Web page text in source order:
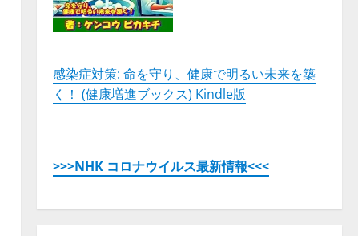
感染症対策: 命を守り、健康で明るい未来を築
く！ (健康増進ブックス) Kindle版
>>>NHK コロナウイルス最新情報<<<